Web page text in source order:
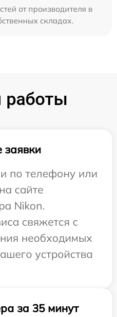
от производителя в
складах.
по телефону или
сайте
Nikon.
свяжется с
необходимых
устройства
за 35 минут